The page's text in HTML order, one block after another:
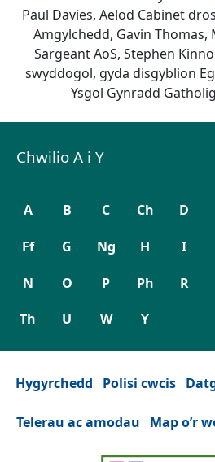
Paul Davies, Aelod Cabinet
Amgylchedd, Gavin Thomas,
Sargeant AoS, Stephen
swyddogol, gyda disgyblion
Ysgol Gynradd
Chwilio A i Y
A B C Ch D
Ff G Ng H I
N O P Ph R
Th U W Y
Hygyrchedd Polisi cwcis
Telerau ac amodau Map o’r